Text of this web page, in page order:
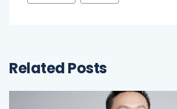
Related Posts